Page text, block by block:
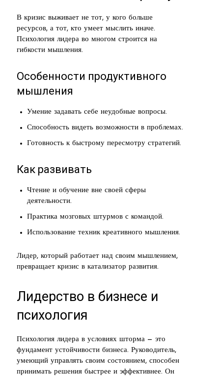
В кризис выживает не тот, у кого больше
ресурсов, а тот, кто умеет мыслить иначе.
Психология лидера во многом строится на
гибкости мышления.
Особенности продуктивного
мышления
Умение задавать себе неудобные вопросы.
Способность видеть возможности в проблемах.
Готовность к быстрому пересмотру стратегий.
Как развивать
Чтение и обучение вне своей сферы
деятельности.
Практика мозговых штурмов с командой.
Использование техник креативного мышления.
Лидер, который работает над своим мышлением,
превращает кризис в катализатор развития.
Лидерство в бизнесе и
психология
Психология лидера в условиях шторма — это
фундамент устойчивости бизнеса. Руководитель,
умеющий управлять своим состоянием, способен
принимать решения быстрее и эффективнее. Он